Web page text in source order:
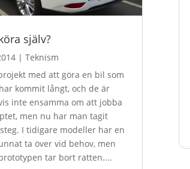
själv?
|Teknism
med att göra en bil som
kommit långt, och de är
inte ensamma om att jobba
men nu har man tagit
I tidigare modeller har en
ta över vid behov, men
tar bort ratten....